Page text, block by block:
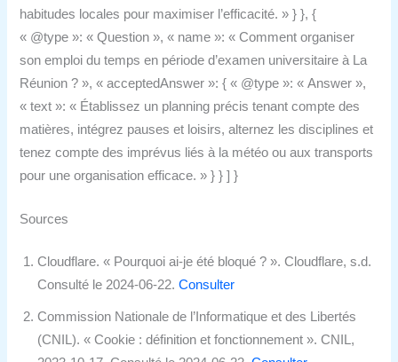
habitudes locales pour maximiser l’efficacité. » } }, {
« @type »: « Question », « name »: « Comment organiser
son emploi du temps en période d’examen universitaire à La
Réunion ? », « acceptedAnswer »: { « @type »: « Answer »,
« text »: « Établissez un planning précis tenant compte des
matières, intégrez pauses et loisirs, alternez les disciplines et
tenez compte des imprévus liés à la météo ou aux transports
pour une organisation efficace. » } } ] }
Sources
Cloudflare. « Pourquoi ai-je été bloqué ? ». Cloudflare, s.d.
Consulté le 2024-06-22.Consulter
Commission Nationale de l’Informatique et des Libertés
(CNIL). « Cookie : définition et fonctionnement ». CNIL,